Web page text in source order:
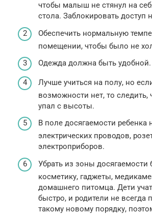
чтобы малыш не стянул на
стола. Заблокировать доступ
Обеспечить нормальную
помещении, чтобы было не
Одежда должна быть удобной.
Лучше учиться на полу, но
возможности нет, то следить,
упал с высоты.
В поле досягаемости
электрических проводов,
электроприборов.
Убрать из зоны
косметику, гаджеты,
домашнего питомца. Дети
быстро, и родители не всегда
такому новому порядку,